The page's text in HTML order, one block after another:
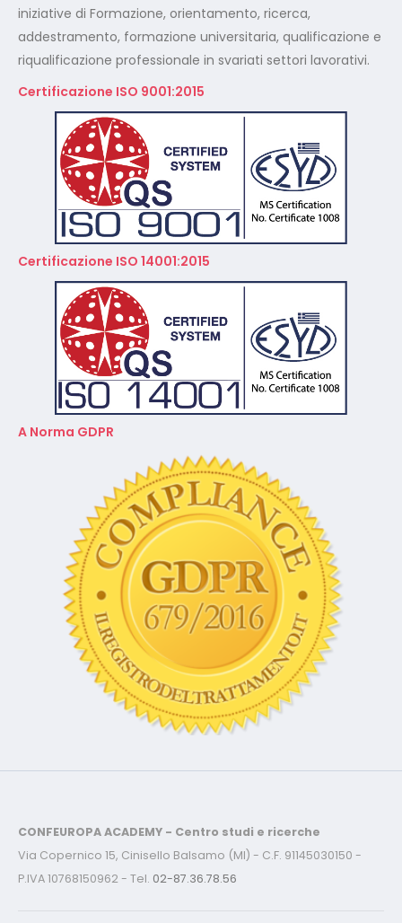
iniziative di Formazione, orientamento, ricerca,
addestramento, formazione universitaria, qualificazione e
riqualificazione professionale in svariati settori lavorativi.
Certificazione ISO 9001:2015
Certificazione ISO 14001:2015
A Norma GDPR
CONFEUROPA ACADEMY - Centro studi e ricerche
Via Copernico 15, Cinisello Balsamo (MI) - C.F. 91145030150 -
P.IVA 10768150962 - Tel. 02-87.36.78.56